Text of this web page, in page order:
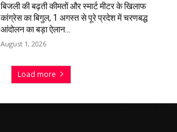
बिजली की बढ़ती कीमतों और स्मार्ट मीटर के खिलाफ
कांग्रेस का बिगुल, 1 अगस्त से पूरे प्रदेश में चरणबद्ध
आंदोलन का बड़ा ऐलान…
August 1, 2026
Load more